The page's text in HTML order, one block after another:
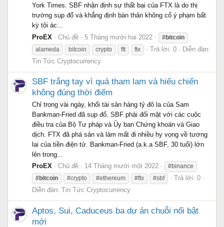
York Times. SBF nhận định sự thất bại của FTX là do thị
trường sụp đổ và khẳng định bàn thân không cố ý phạm bất
kỳ tội ác...
ProEX
Chủ đề 5 Tháng mười hai 2022
#bitcoin
alameda
bitcoin crypto ftt ftx Trả lời: 0
Diễn đàn:
Tin Tức Cryptocurrency
SBF trắng tay vì quá tham lam và hiếu chiến
không đúng thời điểm
Chỉ trong vài ngày, khối tài sản hàng tỷ đô la của Sam
Bankman-Fried đã sụp đổ. SBF phải đối mặt với các cuộc
điều tra của Bộ Tư pháp và Ủy ban Chứng khoán và Giao
dịch. FTX đã phá sản và làm mất đi nhiều hy vọng về tương
lai của tiền điện tử. Bankman-Fried (a.k.a SBF, 30 tuổi) lớn
lên trong...
ProEX
Chủ đề 14 Tháng mười một 2022
#binance
#bitcoin
#crypto #ethereum #ftx #sbf
Trả lời: 0
Diễn đàn: Tin Tức Cryptocurrency
Aptos, Sui, Caduceus ba dự án chuỗi nổi bật
mới